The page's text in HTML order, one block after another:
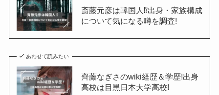
斎藤元彦は韓国人⁉出身・家族構成
について気になる噂を調査!
あわせて読みたい
齊藤なぎさのwiki経歴＆学歴!出身
高校は目黒日本大学高校!